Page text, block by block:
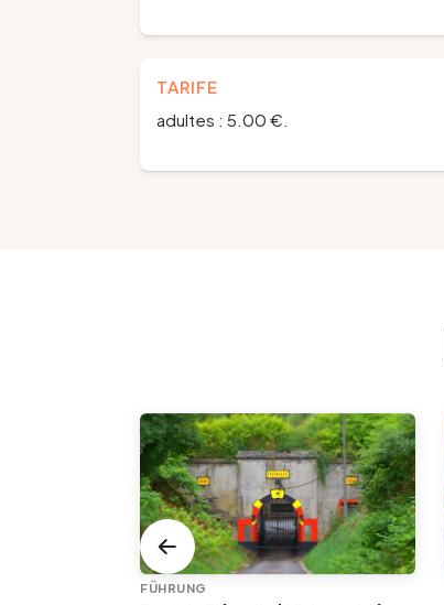
TARIFE
adultes : 5.00 €.
FÜHRUNG